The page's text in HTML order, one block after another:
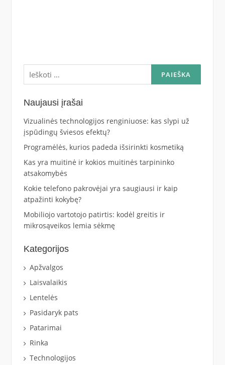
Ieškoti:
Naujausi įrašai
Vizualinės technologijos renginiuose: kas slypi už
įspūdingų šviesos efektų?
Programėlės, kurios padeda išsirinkti kosmetiką
Kas yra muitinė ir kokios muitinės tarpininko
atsakomybės
Kokie telefono pakrovėjai yra saugiausi ir kaip
atpažinti kokybę?
Mobiliojo vartotojo patirtis: kodėl greitis ir
mikrosąveikos lemia sėkmę
Kategorijos
Apžvalgos
Laisvalaikis
Lentelės
Pasidaryk pats
Patarimai
Rinka
Technologijos